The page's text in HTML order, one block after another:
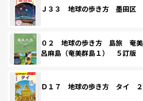
Ｊ３３ 地球の歩き方 墨田区
０２ 地球の歩き方 島旅 奄
呂麻島（奄美群島１） ５訂版
Ｄ１７ 地球の歩き方 タイ ２